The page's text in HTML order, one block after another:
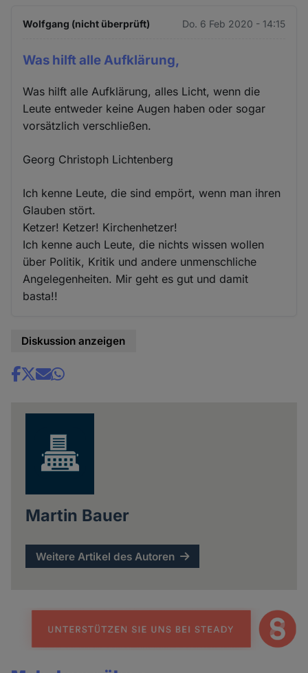
Wolfgang (nicht überprüft) Do. 6 Feb 2020 - 14:15
Was hilft alle Aufklärung,
Was hilft alle Aufklärung, alles Licht, wenn die
Leute entweder keine Augen haben oder sogar
vorsätzlich verschließen.
Georg Christoph Lichtenberg
Ich kenne Leute, die sind empört, wenn man ihren
Glauben stört.
Ketzer! Ketzer! Kirchenhetzer!
Ich kenne auch Leute, die nichts wissen wollen
über Politik, Kritik und andere unmenschliche
Angelegenheiten. Mir geht es gut und damit
basta!!
Diskussion anzeigen
Share
Martin Bauer
Weitere Artikel des Autoren